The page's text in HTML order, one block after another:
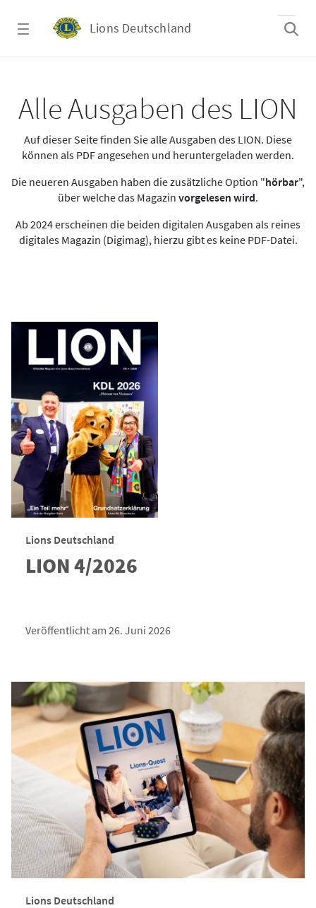
Lions Deutschland
Alle Ausgaben des LION
Auf dieser Seite finden Sie alle Ausgaben des LION. Diese
können als PDF angesehen und heruntergeladen werden.
Die neueren Ausgaben haben die zusätzliche Option "hörbar",
über welche das Magazin vorgelesen wird.
Ab 2024 erscheinen die beiden digitalen Ausgaben als reines
digitales Magazin (Digimag), hierzu gibt es keine PDF-Datei.
Lions Deutschland
LION 4/2026
Veröffentlicht am 26. Juni 2026
Lions Deutschland